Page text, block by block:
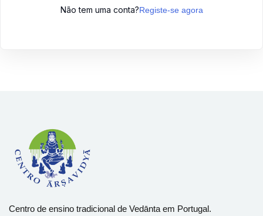
Não tem uma conta?Registe-se agora
Centro de ensino tradicional de Vedānta em Portugal.